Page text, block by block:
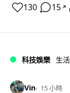
130 15 ↗
科技娛樂 生
Vin 15 小時